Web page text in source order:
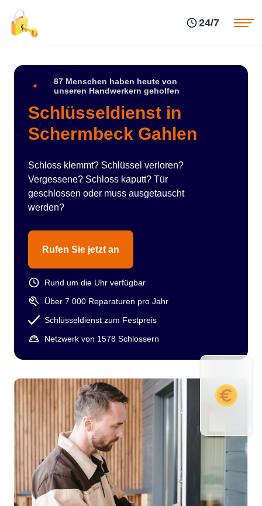
24/7
87 Menschen haben heute von
unseren Handwerkern geholfen
Schlüsseldienst in
Schermbeck Gahlen
Schloss klemmt? Schlüssel verloren?
Vergessene? Schloss kaputt? Tür
geschlossen oder muss ausgetauscht
werden?
Rufen Sie jetzt an
Rund um die Uhr verfügbar
Über 7 000 Reparaturen pro Jahr
Schlüsseldienst zum Festpreis
Netzwerk von 1578 Schlossern